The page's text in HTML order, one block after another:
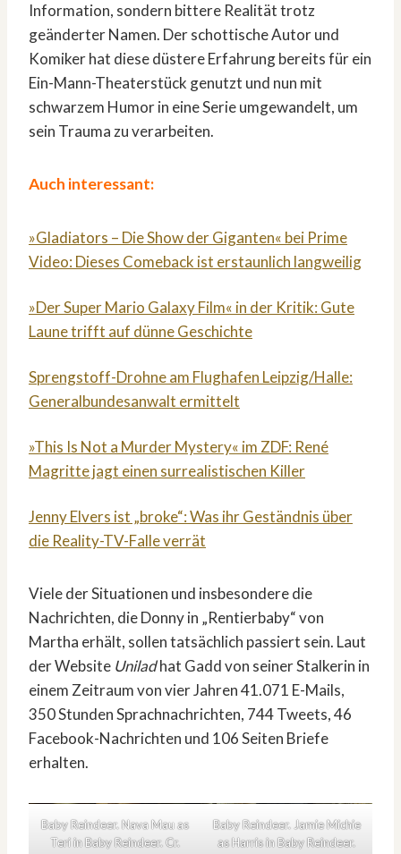
Information, sondern bittere Realität trotz
geänderter Namen. Der schottische Autor und
Komiker hat diese düstere Erfahrung bereits für ein
Ein-Mann-Theaterstück genutzt und nun mit
schwarzem Humor in eine Serie umgewandelt, um
sein Trauma zu verarbeiten.
Auch interessant:
»Gladiators – Die Show der Giganten« bei Prime
Video: Dieses Comeback ist erstaunlich langweilig
»Der Super Mario Galaxy Film« in der Kritik: Gute
Laune trifft auf dünne Geschichte
Sprengstoff-Drohne am Flughafen Leipzig/Halle:
Generalbundesanwalt ermittelt
»This Is Not a Murder Mystery« im ZDF: René
Magritte jagt einen surrealistischen Killer
Jenny Elvers ist „broke“: Was ihr Geständnis über
die Reality-TV-Falle verrät
Viele der Situationen und insbesondere die
Nachrichten, die Donny in „Rentierbaby“ von
Martha erhält, sollen tatsächlich passiert sein. Laut
der Website Uniladhat Gadd von seiner Stalkerin in
einem Zeitraum von vier Jahren 41.071 E-Mails,
350 Stunden Sprachnachrichten, 744 Tweets, 46
Facebook-Nachrichten und 106 Seiten Briefe
erhalten.
Baby Reindeer. Nava Mau as
Teri in Baby Reindeer. Cr.
Baby Reindeer. Jamie Michie
as Harris in Baby Reindeer.